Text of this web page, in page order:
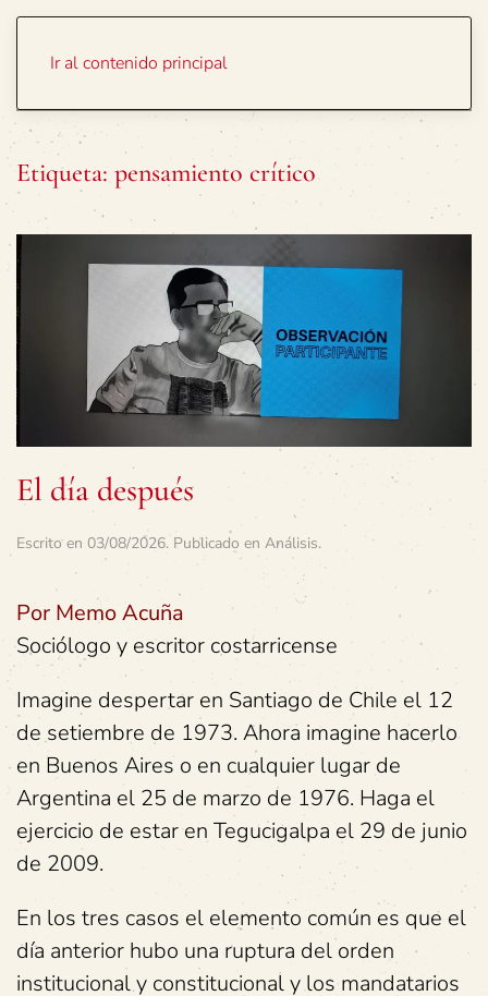
Ir al contenido principal
Etiqueta: pensamiento crítico
El día después
Escrito en 03/08/2026. Publicado en Análisis.
Por Memo Acuña
Sociólogo y escritor costarricense
Imagine despertar en Santiago de Chile el 12
de setiembre de 1973. Ahora imagine hacerlo
en Buenos Aires o en cualquier lugar de
Argentina el 25 de marzo de 1976. Haga el
ejercicio de estar en Tegucigalpa el 29 de junio
de 2009.
En los tres casos el elemento común es que el
día anterior hubo una ruptura del orden
institucional y constitucional y los mandatarios